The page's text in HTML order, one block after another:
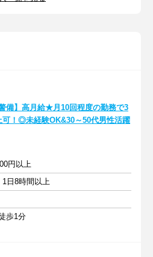
警備】高月給★月10回程度の勤務で3
可！◎未経験OK&30～50代男性活躍
円以上
1日8時間以上
歩1分